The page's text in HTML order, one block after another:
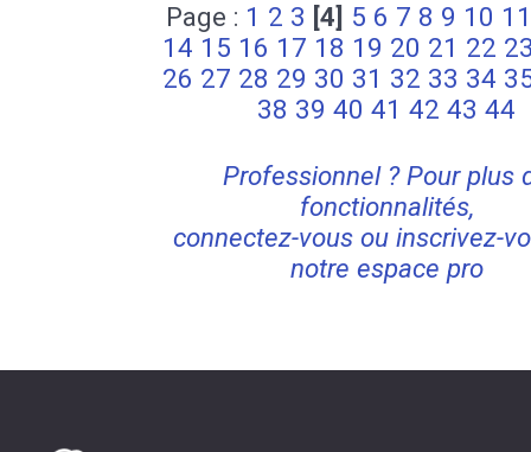
Page : 1 2 3 [4] 5 6 7 8 9 10 11
14 15 16 17 18 19 20 21 22
26 27 28 29 30 31 32 33 34
38 39 40 41 42 43 44
Professionnel ? Pour plus
fonctionnalités,
connectez-vous ou inscrivez-
notre espace pro